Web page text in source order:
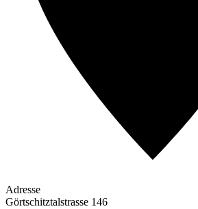
Adresse
Görtschitztalstrasse 146